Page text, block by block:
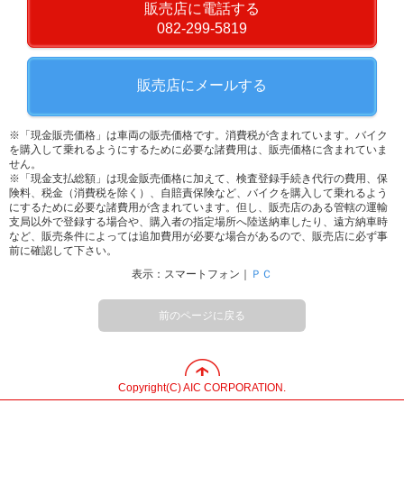
販売店に電話する
082-299-5819
販売店にメールする
※「現金販売価格」は車両の販売価格です。消費税が含まれています。バイク
を購入して乗れるようにするために必要な諸費用は、販売価格に含まれていま
せん。
※「現金支払総額」は現金販売価格に加えて、検査登録手続き代行の費用、保
険料、税金（消費税を除く）、自賠責保険など、バイクを購入して乗れるよう
にするために必要な諸費用が含まれています。但し、販売店のある管轄の運輸
支局以外で登録する場合や、購入者の指定場所へ陸送納車したり、遠方納車時
など、販売条件によっては追加費用が必要な場合があるので、販売店に必ず事
前に確認して下さい。
表示：スマートフォン｜
ＰＣ
前のページに戻る
Copyright(C) AIC CORPORATION.